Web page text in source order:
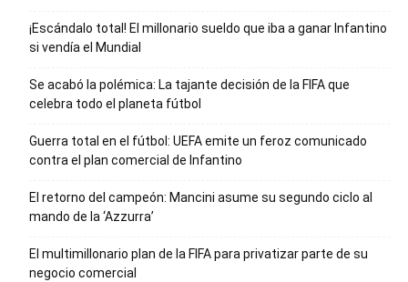
¡Escándalo total! El millonario sueldo que iba a ganar Infantino
si vendía el Mundial
Se acabó la polémica: La tajante decisión de la FIFA que
celebra todo el planeta fútbol
Guerra total en el fútbol: UEFA emite un feroz comunicado
contra el plan comercial de Infantino
El retorno del campeón: Mancini asume su segundo ciclo al
mando de la ‘Azzurra’
El multimillonario plan de la FIFA para privatizar parte de su
negocio comercial